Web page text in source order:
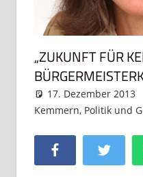
„ZUKUNFT FÜR
17. Dezember 2013
Kemmern, Politik und
Facebook Twitter